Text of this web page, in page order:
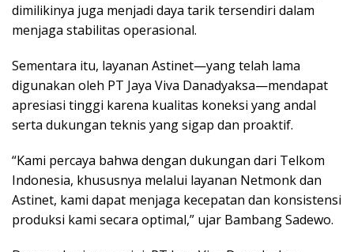
dimilikinya juga menjadi daya tarik tersendiri dalam
menjaga stabilitas operasional.
Sementara itu, layanan Astinet—yang telah lama
digunakan oleh PT Jaya Viva Danadyaksa—mendapat
apresiasi tinggi karena kualitas koneksi yang andal
serta dukungan teknis yang sigap dan proaktif.
“Kami percaya bahwa dengan dukungan dari Telkom
Indonesia, khususnya melalui layanan Netmonk dan
Astinet, kami dapat menjaga kecepatan dan konsistensi
produksi kami secara optimal,” ujar Bambang Sadewo.